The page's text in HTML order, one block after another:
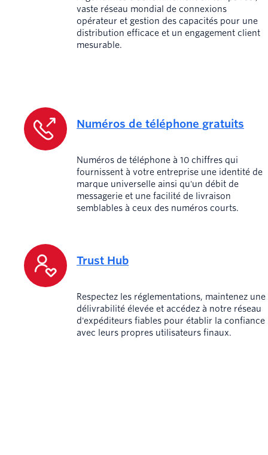
vaste réseau mondial de connexions
opérateur et gestion des capacités pour une
distribution efficace et un engagement client
mesurable.
Numéros de téléphone gratuits
Numéros de téléphone à 10 chiffres qui
fournissent à votre entreprise une identité de
marque universelle ainsi qu'un débit de
messagerie et une facilité de livraison
semblables à ceux des numéros courts.
Trust Hub
Respectez les réglementations, maintenez une
délivrabilité élevée et accédez à notre réseau
d'expéditeurs fiables pour établir la confiance
avec leurs propres utilisateurs finaux.